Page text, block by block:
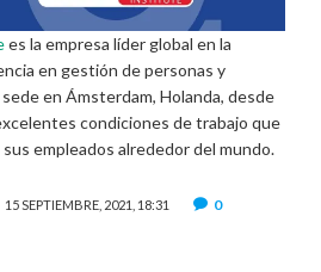
es la empresa líder global en la
en gestión de personas y
en Ámsterdam, Holanda, desde
condiciones de trabajo que
empleados alrededor del mundo.
15 SEPTIEMBRE, 2021, 18:31
0